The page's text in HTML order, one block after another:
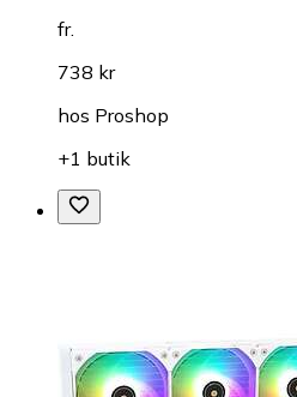
fr.
738 kr
hos Proshop
+1 butik